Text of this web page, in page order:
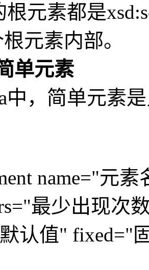
根元素都是
元素内部。
单元素
中，简单元素
name="元
最少出现次
认值" fixed="